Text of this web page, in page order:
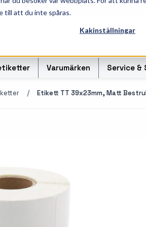
till att du inte spåras.
Kakinställningar
och kassarullar för
Varumärken Service &
Etikett TT 39x23mm, Matt